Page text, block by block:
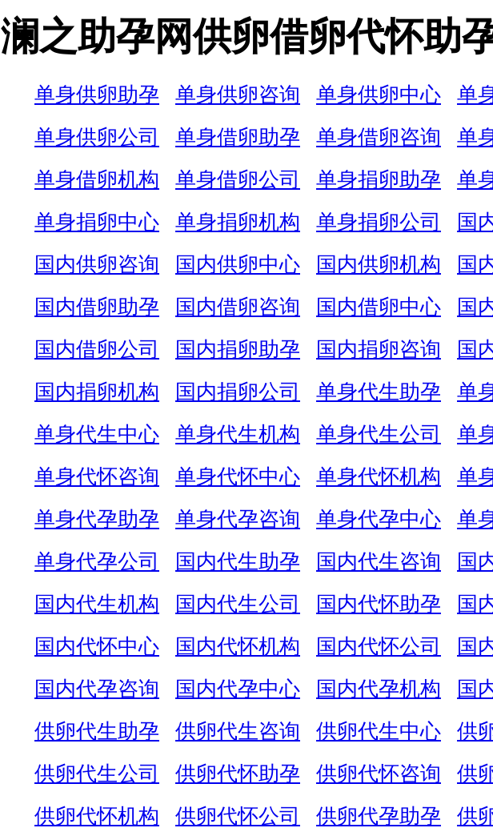
澜之助孕网供卵借卵代怀助
单身供卵助孕 单身供卵咨询 单身供卵中心
单
单身供卵公司
单身借卵助孕 单身借卵咨询
单
单身借卵机构
单身借卵公司 单身捐卵助孕
单
单身捐卵中心
单身捐卵机构 单身捐卵公司
国
国内供卵咨询
国内供卵中心 国内供卵机构
国
国内借卵助孕
国内借卵咨询 国内借卵中心
国
国内借卵公司
国内捐卵助孕 国内捐卵咨询
国
国内捐卵机构
国内捐卵公司 单身代生助孕
单
单身代生中心
单身代生机构 单身代生公司
单
单身代怀咨询
单身代怀中心 单身代怀机构
单
单身代孕助孕
单身代孕咨询 单身代孕中心
单
单身代孕公司
国内代生助孕 国内代生咨询
国
国内代生机构
国内代生公司 国内代怀助孕
国
国内代怀中心
国内代怀机构 国内代怀公司
国
国内代孕咨询
国内代孕中心 国内代孕机构
国
供卵代生助孕
供卵代生咨询 供卵代生中心
供
供卵代生公司
供卵代怀助孕 供卵代怀咨询
供
供卵代怀机构
供卵代怀公司 供卵代孕助孕
供